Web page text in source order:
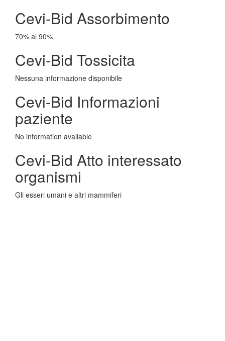
Cevi-Bid Assorbimento
70% al 90%
Cevi-Bid Tossicita
Nessuna informazione disponibile
Cevi-Bid Informazioni
paziente
No information avaliable
Cevi-Bid Atto interessato
organismi
Gli esseri umani e altri mammiferi